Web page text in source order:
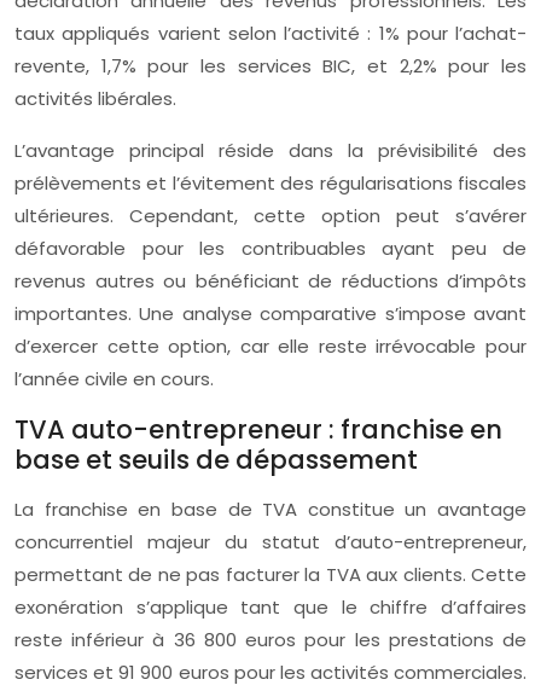
taux appliqués varient selon l’activité : 1% pour l’achat-
revente, 1,7% pour les services BIC, et 2,2% pour les
activités libérales.
L’avantage principal réside dans la prévisibilité des
prélèvements et l’évitement des régularisations fiscales
ultérieures. Cependant, cette option peut s’avérer
défavorable pour les contribuables ayant peu de
revenus autres ou bénéficiant de réductions d’impôts
importantes. Une analyse comparative s’impose avant
d’exercer cette option, car elle reste irrévocable pour
l’année civile en cours.
TVA auto-entrepreneur : franchise en
base et seuils de dépassement
La franchise en base de TVA constitue un avantage
concurrentiel majeur du statut d’auto-entrepreneur,
permettant de ne pas facturer la TVA aux clients. Cette
exonération s’applique tant que le chiffre d’affaires
reste inférieur à 36 800 euros pour les prestations de
services et 91 900 euros pour les activités commerciales.